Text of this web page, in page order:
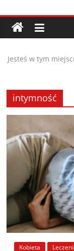
do
treści
oraz
rady
–
te
Jesteś w tym
intymność
Kobieta